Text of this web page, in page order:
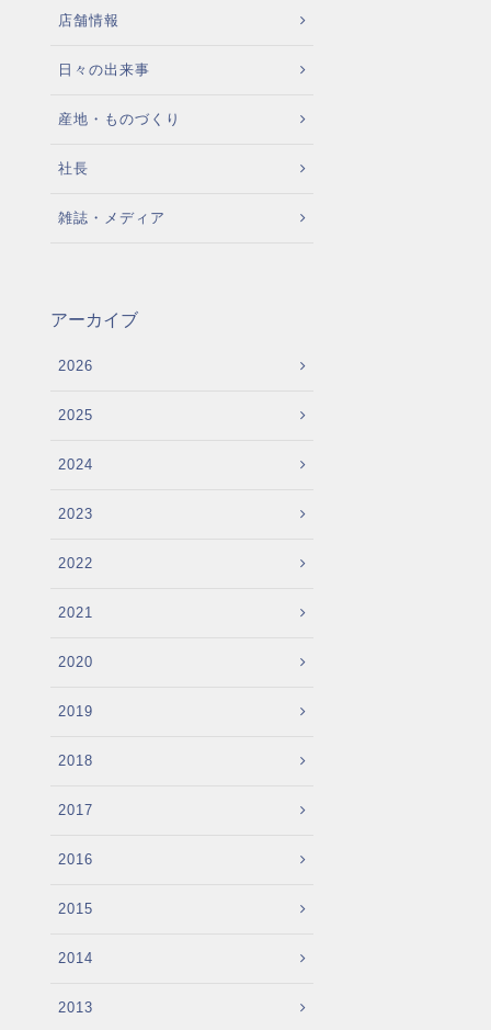
店舗情報
日々の出来事
産地・ものづくり
社長
雑誌・メディア
アーカイブ
2026
2025
2024
2023
2022
2021
2020
2019
2018
2017
2016
2015
2014
2013